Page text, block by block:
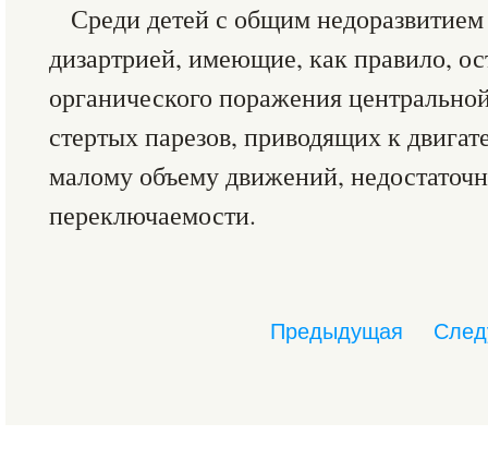
Среди детей с общим
дизартрией, имеющие, как правило,
органического поражения
стертых парезов, приводящих к
малому объему движений,
переключаемости.
Предыдущая